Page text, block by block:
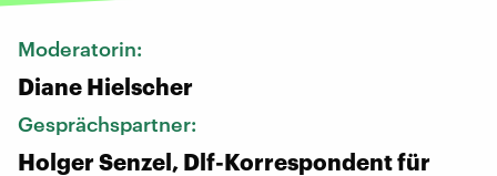
Moderatorin:
Diane Hielscher
Gesprächspartner:
Holger Senzel, Dlf-Korrespondent für